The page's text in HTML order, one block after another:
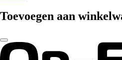
Toevoegen aan